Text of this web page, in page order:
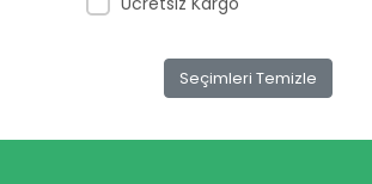
Akademi Denizi Yayınları
Akçağ Yayınları
Seçimleri Temizle